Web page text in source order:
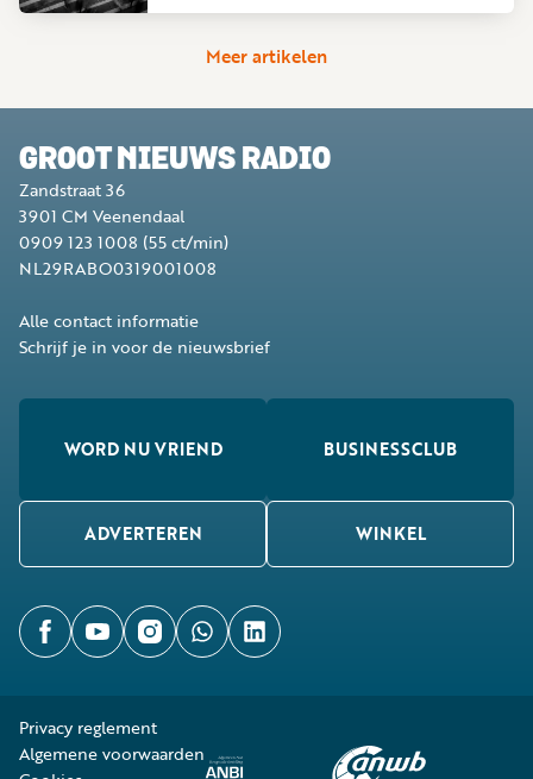
Meer artikelen
GROOT NIEUWS RADIO
Zandstraat 36
3901 CM Veenendaal
0909 123 1008 (55 ct/min)
NL29RABO0319001008
Alle contact informatie
Schrijf je in voor de nieuwsbrief
WORD NU VRIEND BUSINESSCLUB
ADVERTEREN WINKEL
Privacy reglement
Algemene voorwaarden